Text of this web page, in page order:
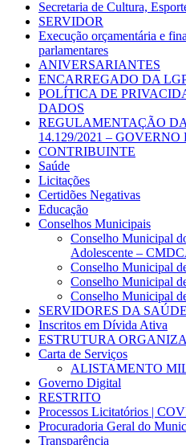
Secretaria de Cultura,
SERVIDOR
Execução orçamentária e
parlamentares
ANIVERSARIANTES
ENCARREGADO DA
POLÍTICA DE
DADOS
REGULAMENTAÇÃO
14.129/2021 –
CONTRIBUINTE
Saúde
Licitações
Certidões Negativas
Educação
Conselhos Municipais
Conselho Municipal
Adolescente –
Conselho Municipal
Conselho Municipal
Conselho Municipal
SERVIDORES DA
Inscritos em Dívida Ativa
ESTRUTURA
Carta de Serviços
ALISTAMENTO
Governo Digital
RESTRITO
Processos Licitatórios |
Procuradoria Geral do
Transparência